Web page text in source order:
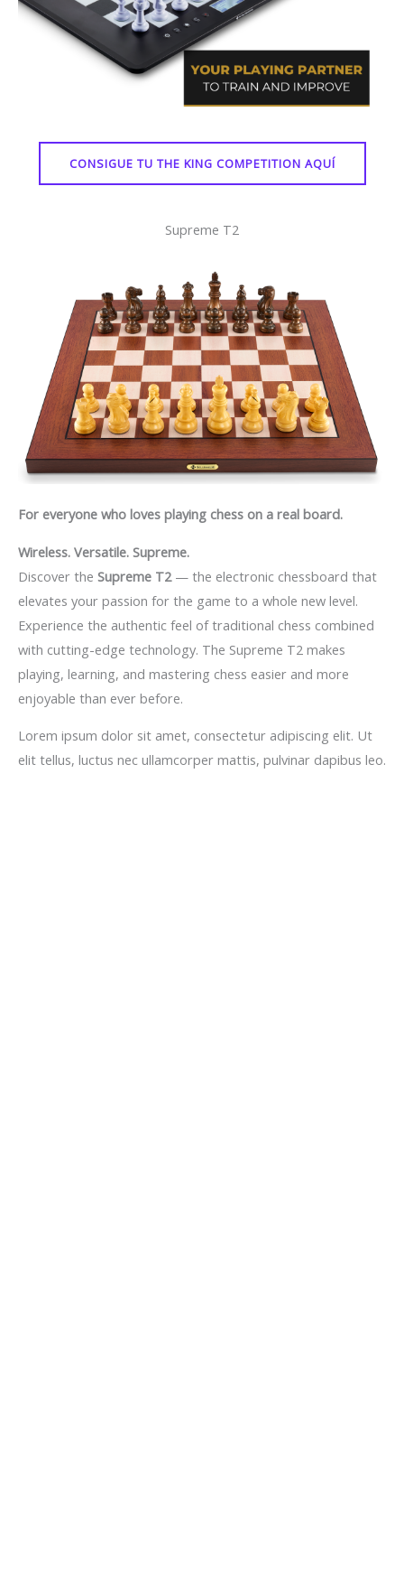
CONSIGUE TU THE KING COMPETITION AQUÍ
Supreme T2
For everyone who loves playing chess on a real board.
Wireless. Versatile. Supreme.
Discover the Supreme T2— the electronic chessboard that
elevates your passion for the game to a whole new level.
Experience the authentic feel of traditional chess combined
with cutting-edge technology. The Supreme T2 makes
playing, learning, and mastering chess easier and more
enjoyable than ever before.
Lorem ipsum dolor sit amet, consectetur adipiscing elit. Ut
elit tellus, luctus nec ullamcorper mattis, pulvinar dapibus leo.